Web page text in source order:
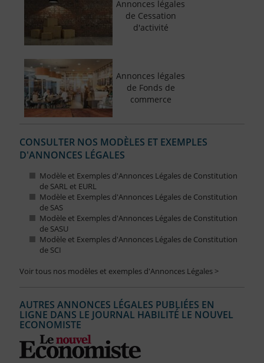
Annonces légales
de Cessation
d'activité
Annonces légales
de Fonds de
commerce
CONSULTER NOS MODÈLES ET EXEMPLES
D'ANNONCES LÉGALES
Modèle et Exemples d'Annonces Légales de Constitution
de SARL et EURL
Modèle et Exemples d'Annonces Légales de Constitution
de SAS
Modèle et Exemples d'Annonces Légales de Constitution
de SASU
Modèle et Exemples d'Annonces Légales de Constitution
de SCI
Voir tous nos modèles et exemples d'Annonces Légales >
AUTRES ANNONCES LÉGALES PUBLIÉES EN
LIGNE DANS LE JOURNAL HABILITÉ LE NOUVEL
ECONOMISTE